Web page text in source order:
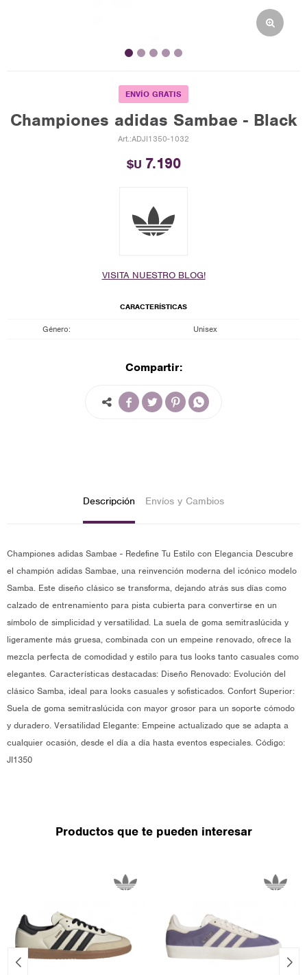
ENVÍO GRATIS
Championes adidas Sambae - Black
ADJI1350-1032
$U 7.190
VISITA NUESTRO BLOG!
CARACTERÍSTICAS
Género Unisex
Compartir:
   
Descripción Envíos y Cambios
Championes adidas Sambae - Redefine Tu Estilo con Elegancia Descubre
el champión adidas Sambae, una reinvención moderna del icónico modelo
Samba. Este diseño clásico se transforma, dejando atrás sus días como
calzado de entrenamiento para pista cubierta para convertirse en un
símbolo de simplicidad y versatilidad. La suela de goma semitraslúcida y
ligeramente más gruesa, combinada con un empeine renovado, ofrece la
mezcla perfecta de comodidad y estilo para tus looks tanto casuales como
elegantes. Características destacadas: Diseño Renovado: Evolución del
clásico Samba, ideal para looks casuales y sofisticados. Confort Superior:
Suela de goma semitraslúcida con mayor grosor para un soporte cómodo
y duradero. Versatilidad Elegante: Empeine actualizado que se adapta a
cualquier ocasión, desde el día a día hasta eventos especiales. Código:
JI1350
Productos que te pueden interesar